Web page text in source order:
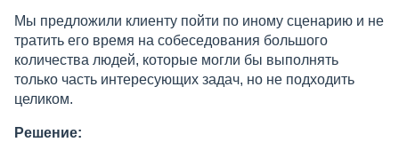
Мы предложили клиенту пойти по иному сценарию и не
тратить его время на собеседования большого
количества людей, которые могли бы выполнять
только часть интересующих задач, но не подходить
целиком.
Решение: